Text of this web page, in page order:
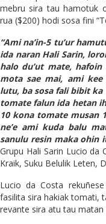
mebru sira tau hamotuk
rua ($200) hodi sosa fini
“Ami na’in-5 tu’ur
ida naran Hali Sarin,
halo du’ut mate,
mota sae mai, ami
lutu, ba sosa fali bibit
tomate falun ida hetan
10 kona tomate musan
ne’e ami kuda balu
sanulu resin maka ohin
Grupu Hali Sarin Lucio da
Kraik, Suku Belulik Leten,
Lucio da Costa
fasilita sira hakiak tomati,
revante sira atu tau matan